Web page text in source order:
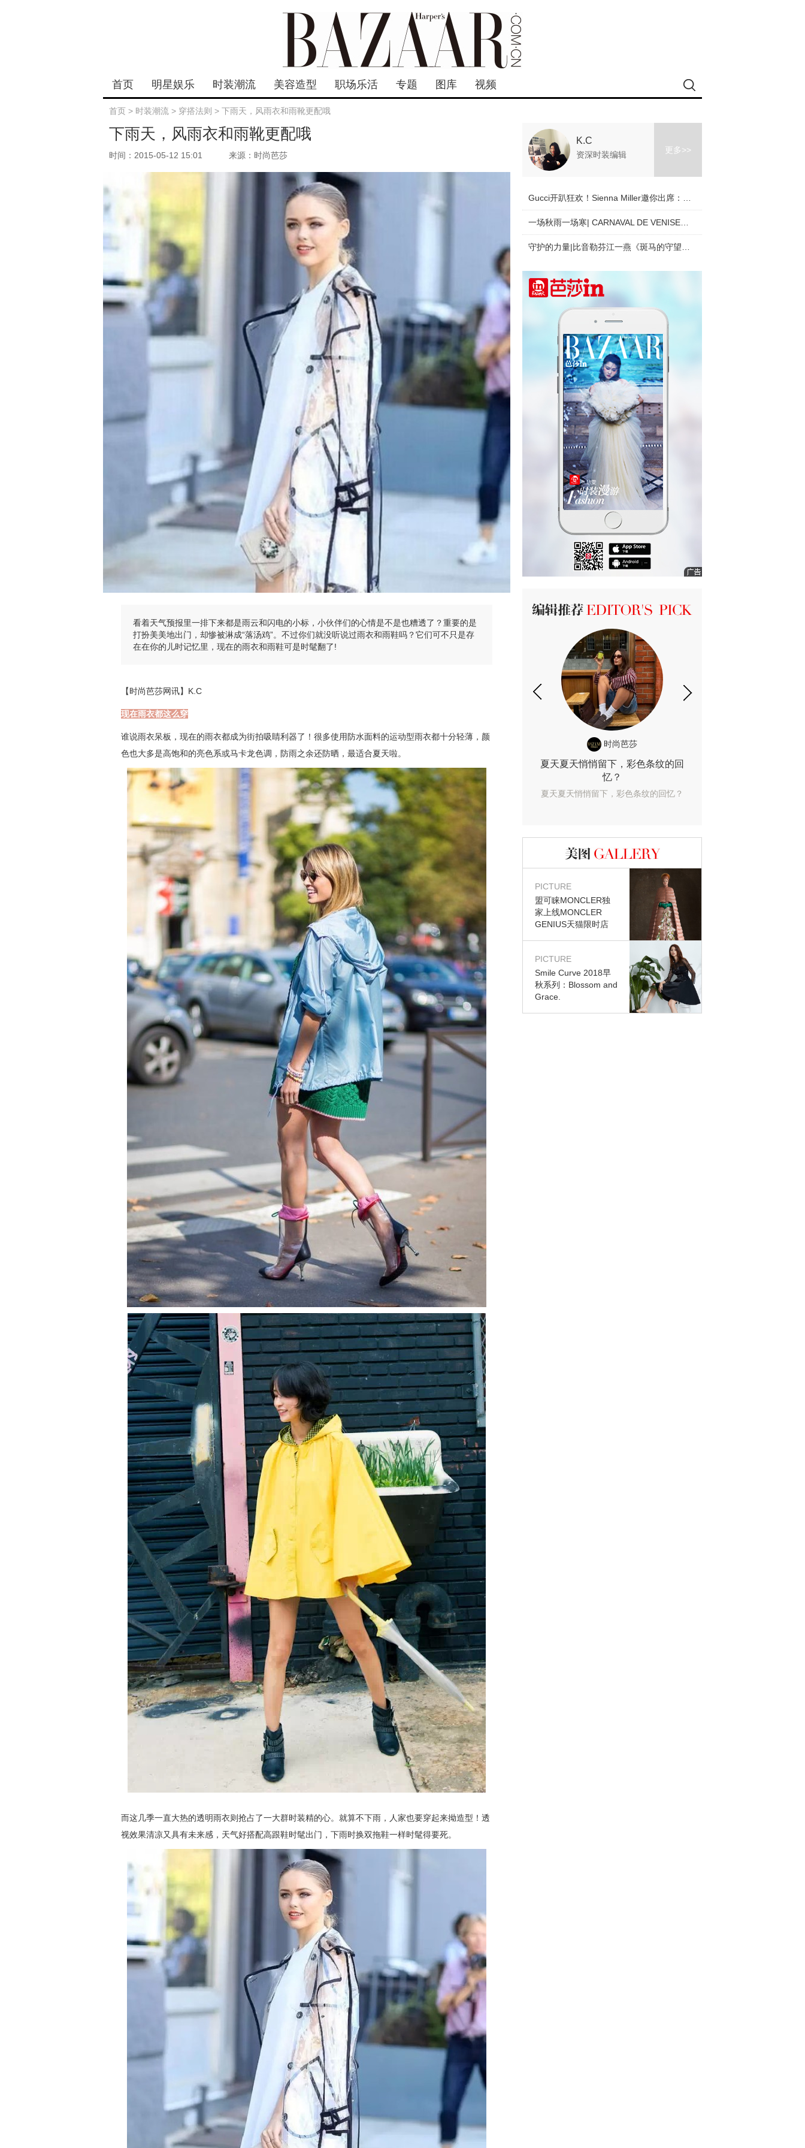
首页 明星娱乐 时装潮流 美容造型 职场乐活 专题 图库 视频
首页 > 时装潮流 > 穿搭法则 > 下雨天，风雨衣和雨靴更配哦
下雨天，风雨衣和雨靴更配哦
时间：2015-05-12 15:01 来源：时尚芭莎
看着天气预报里一排下来都是雨云和闪电的小标，小伙伴们的心情是不是也糟透了？重要的是
打扮美美地出门，却惨被淋成“落汤鸡”。不过你们就没听说过雨衣和雨鞋吗？它们可不只是存
在在你的儿时记忆里，现在的雨衣和雨鞋可是时髦翻了!
【时尚芭莎网讯】K.C
现在雨衣都这么穿
谁说雨衣呆板，现在的雨衣都成为街拍吸睛利器了！很多使用防水面料的运动型雨衣都十分轻薄，颜
色也大多是高饱和的亮色系或马卡龙色调，防雨之余还防晒，最适合夏天啦。
而这几季一直大热的透明雨衣则抢占了一大群时装精的心。就算不下雨，人家也要穿起来拗造型！透
视效果清凉又具有未来感，天气好搭配高跟鞋时髦出门，下雨时换双拖鞋一样时髦得要死。
K.C
资深时装编辑 更多>>
时尚芭莎
夏天夏天悄悄留下，彩色条纹的回
忆？
夏天夏天悄悄留下，彩色条纹的回忆？
图库
PICTURE
盟可睐MONCLER独
家上线MONCLER
GENIUS天猫限时店
PICTURE
Smile Curve 2018早
秋系列：Blossom and
Grace.